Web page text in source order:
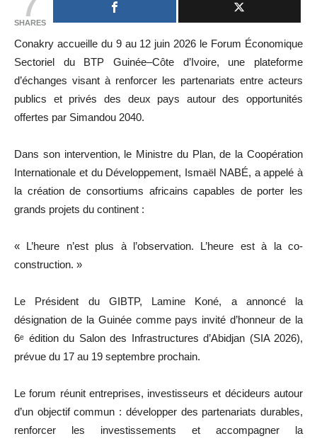
SHARES
Conakry accueille du 9 au 12 juin 2026 le Forum Économique
Sectoriel du BTP Guinée–Côte d’Ivoire, une plateforme
d’échanges visant à renforcer les partenariats entre acteurs
publics et privés des deux pays autour des opportunités
offertes par Simandou 2040.
Dans son intervention, le Ministre du Plan, de la Coopération
Internationale et du Développement, Ismaël NABÉ, a appelé à
la création de consortiums africains capables de porter les
grands projets du continent :
« L’heure n’est plus à l’observation. L’heure est à la co-
construction. »
Le Président du GIBTP, Lamine Koné, a annoncé la
désignation de la Guinée comme pays invité d’honneur de la
6ᵉ édition du Salon des Infrastructures d’Abidjan (SIA 2026),
prévue du 17 au 19 septembre prochain.
Le forum réunit entreprises, investisseurs et décideurs autour
d’un objectif commun : développer des partenariats durables,
renforcer les investissements et accompagner la